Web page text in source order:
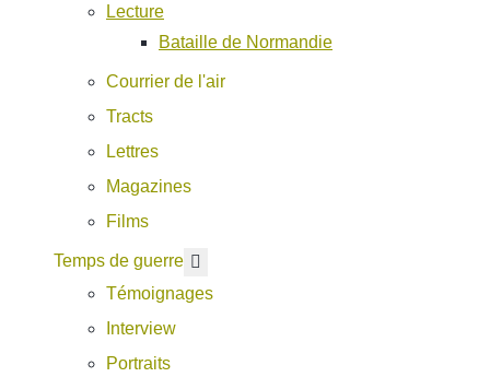
Lecture
Bataille de Normandie
Courrier de l'air
Tracts
Lettres
Magazines
Films
Temps de guerre
Témoignages
Interview
Portraits